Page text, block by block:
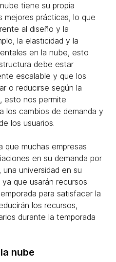
tiene su propia
mejores prácticas, lo que
al diseño y la
la elasticidad y la
en la nube, esto
debe estar
escalable y que los
o reducirse según la
esto nos permite
los cambios de demanda y
los usuarios.
que muchas empresas
en su demanda por
universidad en su
que usarán recursos
para satisfacer la
los recursos,
durante la temporada
nube